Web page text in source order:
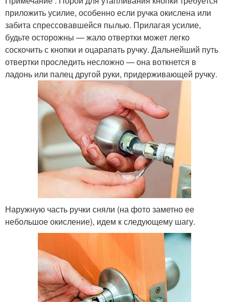
приложить усилие, особенно если ручка окислена или
забита спрессовавшейся пылью. Прилагая усилие,
будьте осторожны — жало отвертки может легко
соскочить с кнопки и оцарапать ручку. Дальнейший путь
отвертки проследить несложно — она воткнется в
ладонь или палец другой руки, придерживающей ручку.
Наружную часть ручки сняли (на фото заметно ее
небольшое окисление), идем к следующему шагу.